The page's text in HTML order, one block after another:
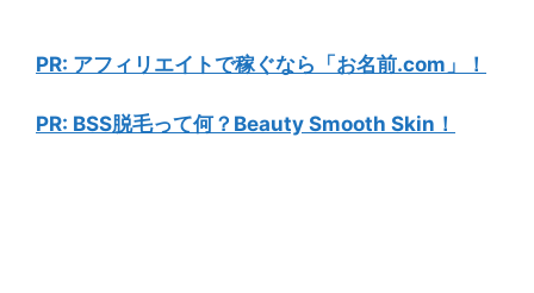
PR: アフィリエイトで稼ぐなら「お名前.com」！
PR: BSS脱毛って何？Beauty Smooth Skin！